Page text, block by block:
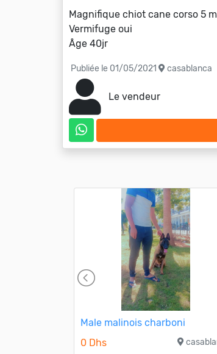
Magnifique chiot cane corso 5
Vermifuge oui
Âge 40jr
Publiée le 01/05/2021 casablanca
Le vendeur
Male malinois charboni
0 Dhs